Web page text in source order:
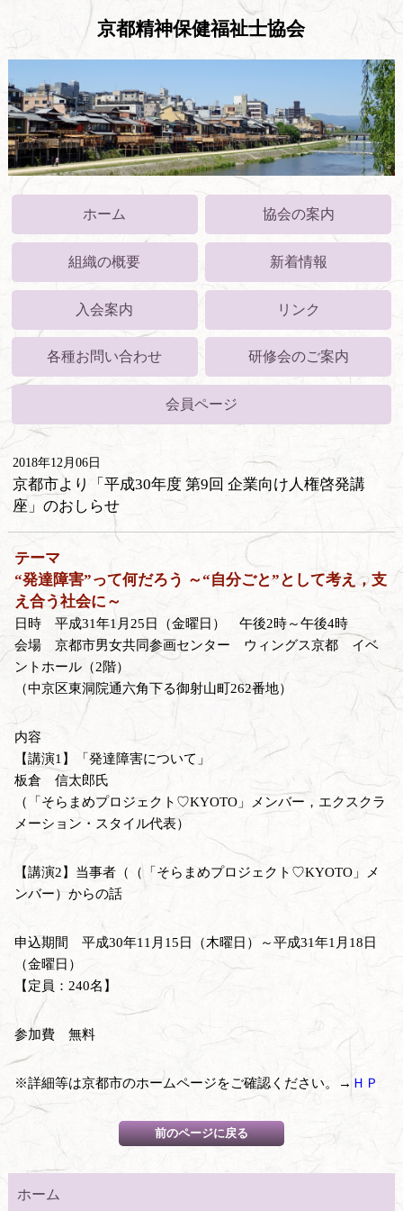
京都精神保健福祉士協会
ホーム 協会の案内
組織の概要 新着情報
入会案内 リンク
各種お問い合わせ 研修会のご案内
会員ページ
2018年12月06日
京都市より「平成30年度 第9回 企業向け人権啓発講
座」のおしらせ
テーマ
“発達障害”って何だろう ～“自分ごと”として考え，支
え合う社会に～
日時 平成31年1月25日（金曜日） 午後2時～午後4時
会場 京都市男女共同参画センター ウィングス京都 イベ
ントホール（2階）
（中京区東洞院通六角下る御射山町262番地）
内容
【講演1】「発達障害について」
板倉 信太郎氏
（「そらまめプロジェクト♡KYOTO」メンバー，エクスクラ
メーション・スタイル代表）
【講演2】当事者（（「そらまめプロジェクト♡KYOTO」メ
ンバー）からの話
申込期間 平成30年11月15日（木曜日）～平成31年1月18日
（金曜日）
【定員：240名】
参加費 無料
※詳細等は京都市のホームページをご確認ください。→ ＨＰ
ホーム